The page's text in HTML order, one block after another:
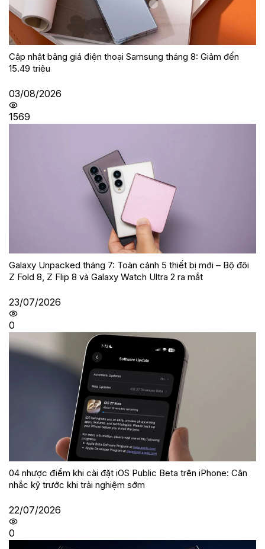
Cập nhật bảng giá điện thoại Samsung tháng 8: Giảm đến
15.49 triệu
03/08/2026
1569
Galaxy Unpacked tháng 7: Toàn cảnh 5 thiết bị mới – Bộ đôi
Z Fold 8, Z Flip 8 và Galaxy Watch Ultra 2 ra mắt
23/07/2026
0
04 nhược điểm khi cài đặt iOS Public Beta trên iPhone: Cân
nhắc kỹ trước khi trải nghiệm sớm
22/07/2026
0